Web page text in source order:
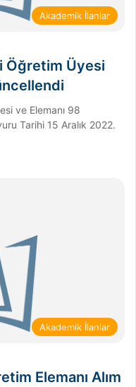
Akademik İlanlar
Öğretim Üyesi
ve Elemanı 98
Tarihi 15 Aralık 2022.
Akademik İlanlar
Elemanı Alım